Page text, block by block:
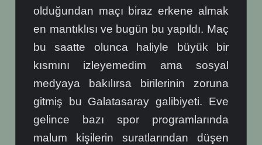
olduğundan maçı biraz erkene almak
en mantıklısı ve bugün bu yapıldı. Maç
bu saatte olunca haliyle büyük bir
kısmını izleyemedim ama sosyal
medyaya bakılırsa birilerinin zoruna
gitmiş bu Galatasaray galibiyeti. Eve
gelince bazı spor programlarında
malum kişilerin suratlarından düşen